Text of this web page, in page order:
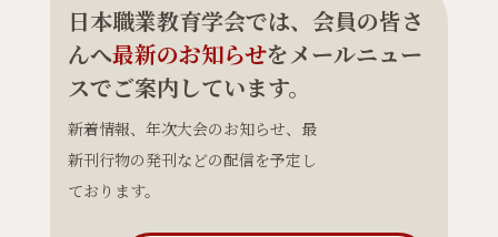
日本職業教育学会では、会員の皆さ
んへ最新のお知らせをメールニュー
スでご案内しています。
新着情報、年次大会のお知らせ、最
新刊行物の発刊などの配信を予定し
ております。